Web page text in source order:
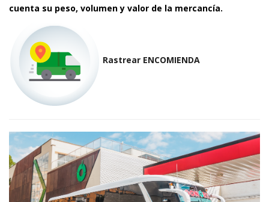
cuenta su peso, volumen y valor de la mercancía.
Rastrear ENCOMIENDA